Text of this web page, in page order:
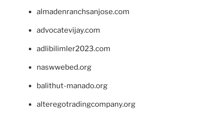
almadenranchsanjose.com
advocatevijay.com
adlibilimler2023.com
naswwebed.org
balithut-manado.org
alteregotradingcompany.org